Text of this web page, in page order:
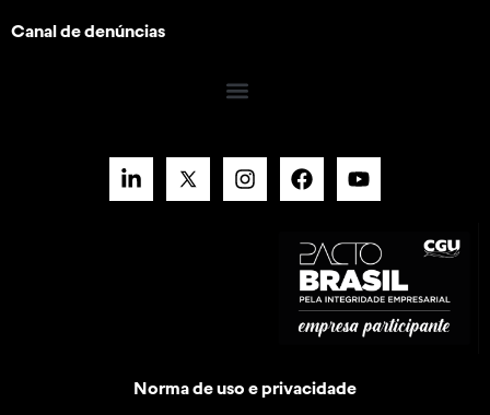
Canal de denúncias
Norma de uso e privacidade